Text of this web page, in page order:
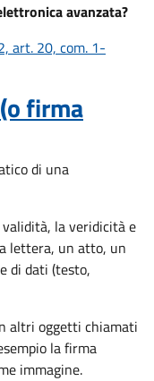
avanzata?
art. 20, com. 1-
firma
di una
la veridicità e
lettera, un atto, un
di dati (testo,
altri oggetti chiamati
la firma
immagine.